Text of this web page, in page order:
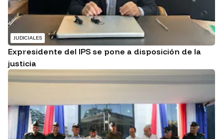
JUDICIALES
Expresidente del IPS se pone a disposición de la
justicia